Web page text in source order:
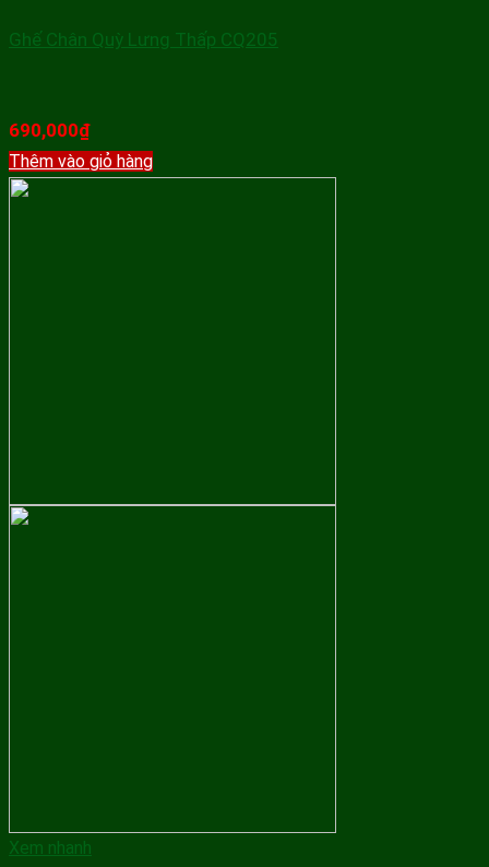
Ghế Chân Quỳ Lưng Thấp CQ205
690,000₫
Thêm vào giỏ hàng
Xem nhanh